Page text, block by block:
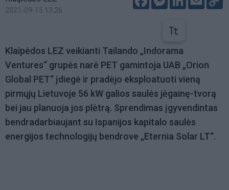
2021-09-15 13:26
Klaipėdos LEZ veikianti Tailando „Indorama
Ventures“ grupės narė PET gamintoja UAB „Orion
Global PET“ įdiegė ir pradėjo eksploatuoti vieną
pirmųjų Lietuvoje 56 kW galios saulės jėgainę-tvorą
bei jau planuoja jos plėtrą. Sprendimas įgyvendintas
bendradarbiaujant su Ispanijos kapitalo saulės
energijos technologijų bendrove „Eternia Solar LT“.